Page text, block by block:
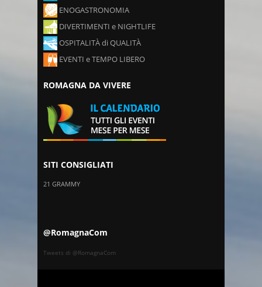
ENOGASTRONOMIA
DIVERTIMENTI e NIGHTLIFE
OSPITALITÀ di QUALITÀ
EVENTI e TEMPO LIBERO
ROMAGNA DA VIVERE
SITI CONSIGLIATI
21 GRAMMY
@RomagnaCom
Tweets di @RomagnaCom